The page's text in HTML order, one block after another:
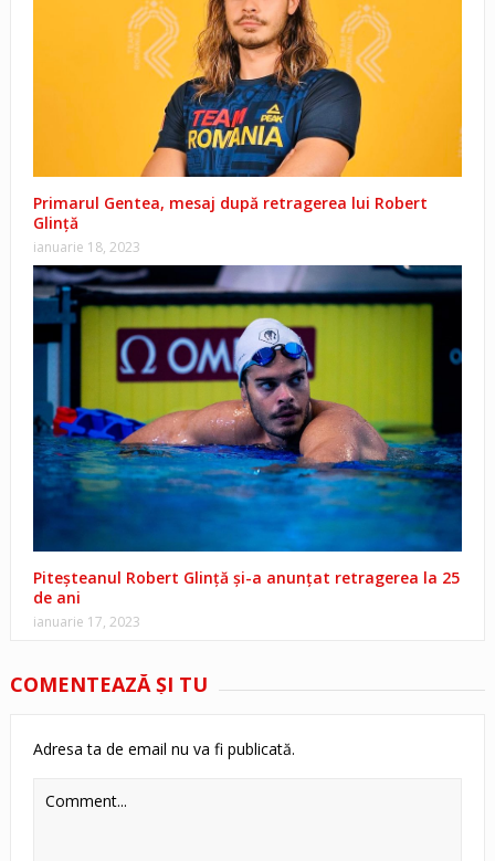
Primarul Gentea, mesaj după retragerea lui Robert
Glință
ianuarie 18, 2023
Piteșteanul Robert Glință și-a anunțat retragerea la 25
de ani
ianuarie 17, 2023
COMENTEAZĂ ŞI TU
Adresa ta de email nu va fi publicată.